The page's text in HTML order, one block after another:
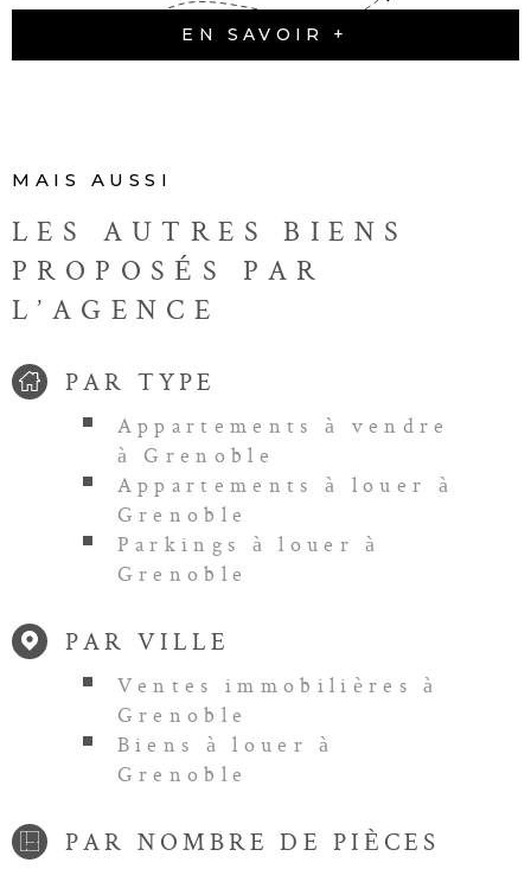
EN SAVOIR +
MAIS AUSSI
LES AUTRES BIENS
PROPOSÉS PAR
L’AGENCE
PAR TYPE
Appartements à vendre
à Grenoble
Appartements à louer à
Grenoble
Parkings à louer à
Grenoble
PAR VILLE
Ventes immobilières à
Grenoble
Biens à louer à
Grenoble
PAR NOMBRE DE PIÈCES